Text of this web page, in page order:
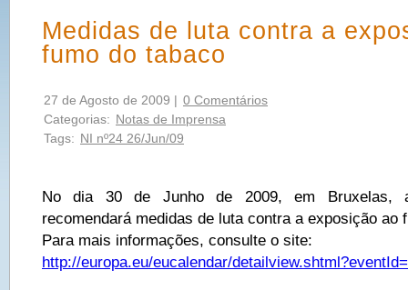
Medidas de luta contra a
fumo do tabaco
27 de Agosto de 2009 | 0 Comentários
Categorias: Notas de Imprensa
Tags: NI nº24 26/Jun/09
No dia 30 de Junho de 2009, em Bruxelas,
recomendará medidas de luta contra a exposição ao
Para mais informações, consulte o site:
http://europa.eu/eucalendar/